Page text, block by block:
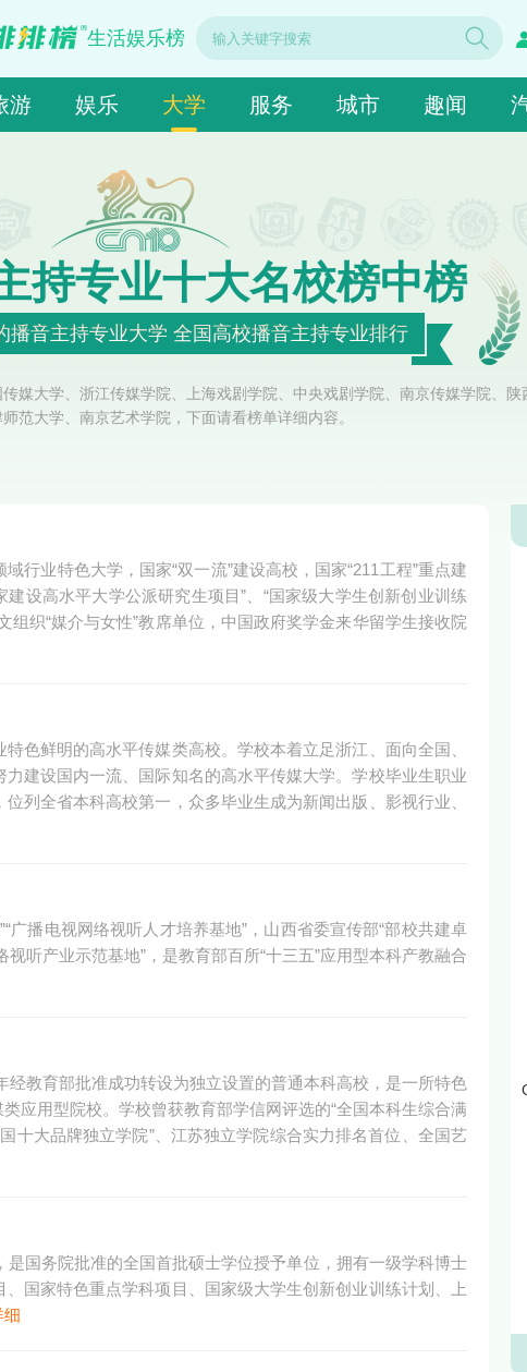
生活娱乐榜
游 娱乐 大学 服务 城市 趣闻
持专业十大名校榜中榜
播音主持专业大学 全国高校播音主持专业排行
媒大学、浙江传媒学院、上海戏剧学院、中央戏剧学院、南京传媒学院、
范大学、南京艺术学院，下面请看榜单详细内容。
行业特色大学，国家“双一流”建设高校，国家“211工程”重点建
建设高水平大学公派研究生项目”、“国家级大学生创新创业训练
织“媒介与女性”教席单位，中国政府奖学金来华留学生接收院
色鲜明的高水平传媒类高校。学校本着立足浙江、面向全国、
建设国内一流、国际知名的高水平传媒大学。学校毕业生职业
列全省本科高校第一，众多毕业生成为新闻出版、影视行业、
播电视网络视听人才培养基地”，山西省委宣传部“部校共建卓
听产业示范基地”，是教育部百所“十三五”应用型本科产教融合
教育部批准成功转设为独立设置的普通本科高校，是一所特色
应用型院校。学校曾获教育部学信网评选的“全国本科生综合满
十大品牌独立学院”、江苏独立学院综合实力排名首位、全国艺
国务院批准的全国首批硕士学位授予单位，拥有一级学科博士
国家特色重点学科项目、国家级大学生创新创业训练计划、上
细